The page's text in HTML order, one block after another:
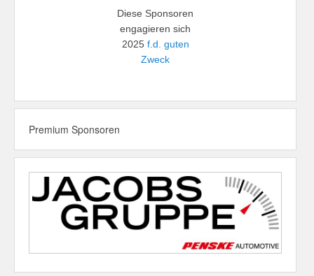
Diese Sponsoren
engagieren sich
2025 f.d. guten
Zweck
Premium Sponsoren